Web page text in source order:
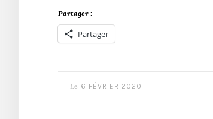
Partager :
Partager
Le 6 FÉVRIER 2020